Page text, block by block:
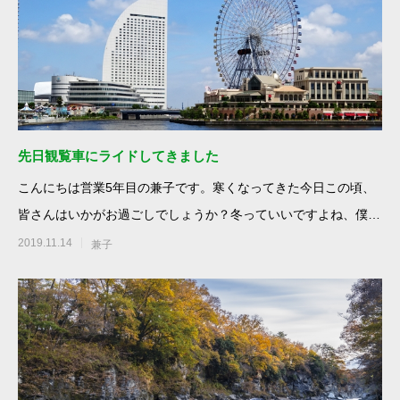
先日観覧車にライドしてきました
こんにちは営業5年目の兼子です。寒くなってきた今日この頃、
皆さんはいかがお過ごしでしょうか？冬っていいですよね、僕の
右ポケットに
2019.11.14 兼子